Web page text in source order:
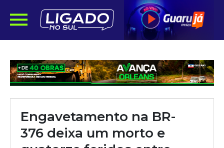
Engavetamento na BR-
376 deixa um morto e